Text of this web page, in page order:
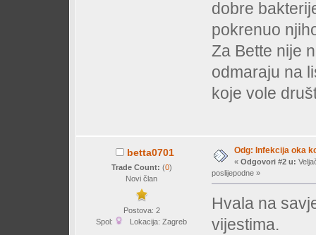
dobre
pokrenuo
Za Bette nije
odmaraju na
koje vole
betta0701
Trade Count: (0)
Novi član
Postova: 2
Spol:
Lokacija: Zagreb
Odg: Infekcija oka
« Odgovori #2 u:
poslijepodne »
Hvala na
vijestima.